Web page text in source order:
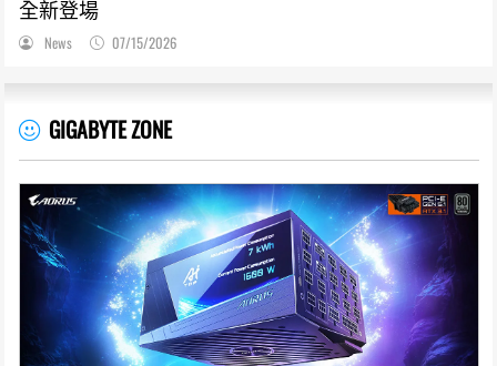
全新登場
News 07/15/2026
GIGABYTE ZONE